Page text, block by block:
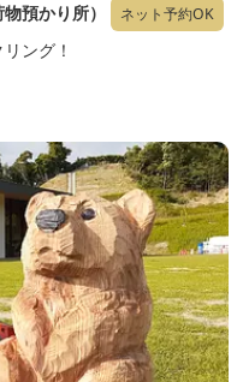
預かり所） ネット予約OK
ング！